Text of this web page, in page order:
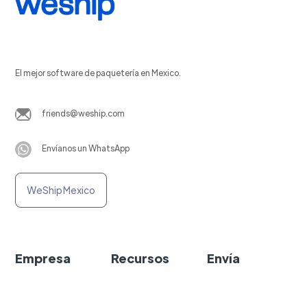
El mejor software de paquetería en Mexico.
friends@weship.com
Envíanos un WhatsApp
WeShip Mexico
Empresa Recursos Envía